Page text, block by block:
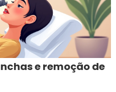
e remoção de